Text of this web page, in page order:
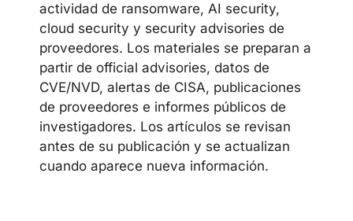
actividad de ransomware, AI security,
cloud security y security advisories de
proveedores. Los materiales se preparan a
partir de official advisories, datos de
CVE/NVD, alertas de CISA, publicaciones
de proveedores e informes públicos de
investigadores. Los artículos se revisan
antes de su publicación y se actualizan
cuando aparece nueva información.